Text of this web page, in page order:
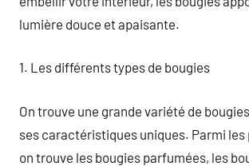
lumière douce et apaisante.
1. Les différents types de bougies
On trouve une grande variété de
ses caractéristiques uniques. Parmi les
on trouve les bougies parfumées, les